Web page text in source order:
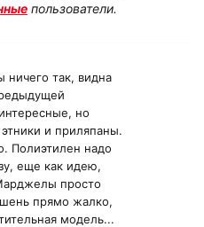
пользователи.
ничего так, видна
но
и приляпаны.
Полиэтилен надо
еще как идею,
просто
прямо жалко,
модель...